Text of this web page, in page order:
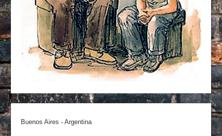
Buenos Aires - Argentina